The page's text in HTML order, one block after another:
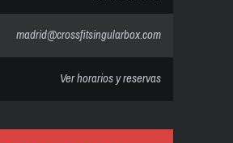
madrid@crossfitsingularbox.com
Ver horarios y reservas